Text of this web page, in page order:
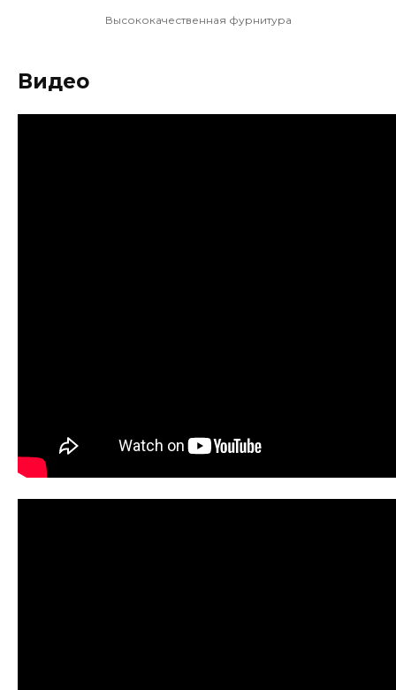
Высококачественная фурнитура
Видео